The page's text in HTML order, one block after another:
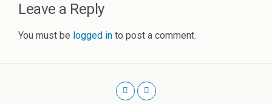
Leave a Reply
You must be logged in to post a comment.